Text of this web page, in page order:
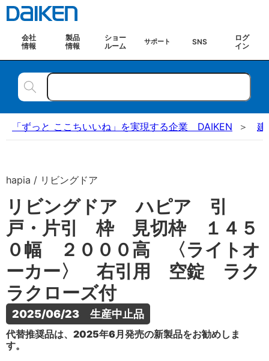
会社
情報
製品
情報
ショー
ルーム
サポート SNS
ログ
イン
「ずっと ここちいいね」を実現する企業 DAIKEN 建
hapia / リビングドア
リビングドア ハピア 引
戸・片引 枠 見切枠 １４５
０幅 ２０００高 〈ライトオ
ーカー〉 右引用 空錠 ラク
ラクローズ付
2025/06/23　生産中止品
代替推奨品は、2025年6月発売の新製品をお勧めしま
す。